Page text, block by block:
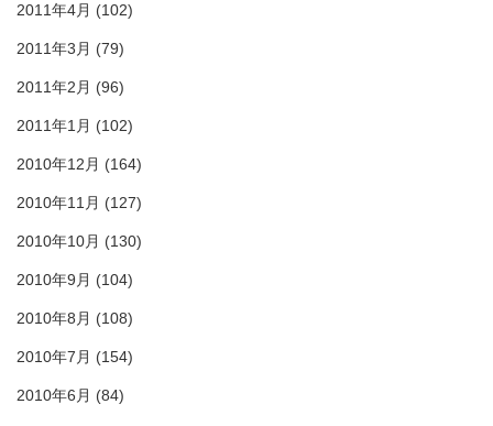
2011年4月 (102)
2011年3月 (79)
2011年2月 (96)
2011年1月 (102)
2010年12月 (164)
2010年11月 (127)
2010年10月 (130)
2010年9月 (104)
2010年8月 (108)
2010年7月 (154)
2010年6月 (84)